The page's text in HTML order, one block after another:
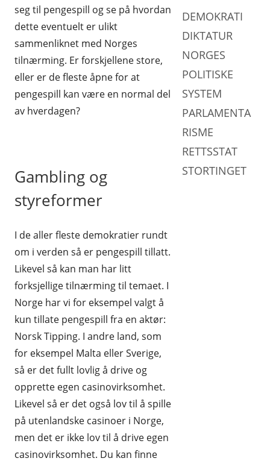
seg til pengespill og se på hvordan
dette eventuelt er ulikt
sammenliknet med Norges
tilnærming. Er forskjellene store,
eller er de fleste åpne for at
pengespill kan være en normal del
av hverdagen?
Gambling og
styreformer
I de aller fleste demokratier rundt
om i verden så er pengespill tillatt.
Likevel så kan man har litt
forksjellige tilnærming til temaet. I
Norge har vi for eksempel valgt å
kun tillate pengespill fra en aktør:
Norsk Tipping. I andre land, som
for eksempel Malta eller Sverige,
så er det fullt lovlig å drive og
opprette egen casinovirksomhet.
Likevel så er det også lov til å spille
på utenlandske casinoer i Norge,
men det er ikke lov til å drive egen
casinovirksomhet. Du kan finne
DEMOKRATI
DIKTATUR
NORGES
POLITISKE
SYSTEM
PARLAMENTA
RISME
RETTSSTAT
STORTINGET